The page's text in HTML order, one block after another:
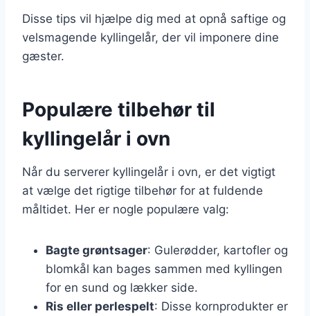
Disse tips vil hjælpe dig med at opnå saftige og
velsmagende kyllingelår, der vil imponere dine
gæster.
Populære tilbehør til
kyllingelår i ovn
Når du serverer kyllingelår i ovn, er det vigtigt
at vælge det rigtige tilbehør for at fuldende
måltidet. Her er nogle populære valg:
Bagte grøntsager: Gulerødder, kartofler og
blomkål kan bages sammen med kyllingen
for en sund og lækker side.
Ris eller perlespelt: Disse kornprodukter er